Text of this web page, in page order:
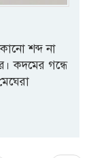
শব্দ না
কদমের গন্ধে